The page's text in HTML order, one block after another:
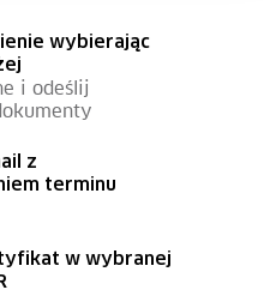
wybierając
i odeślij
z
terminu
w wybranej